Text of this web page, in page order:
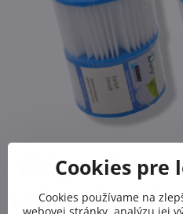
Cookies pre
Cookies používame na